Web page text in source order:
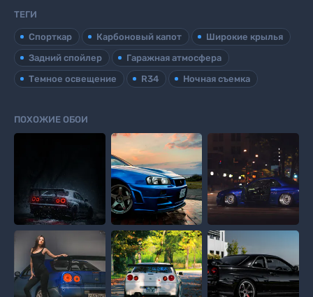
ТЕГИ
Спорткар Карбоновый капот
Широкие крылья
Задний спойлер
Гаражная атмосфера
Темное освещение
R34 Ночная съемка
ПОХОЖИЕ ОБОИ